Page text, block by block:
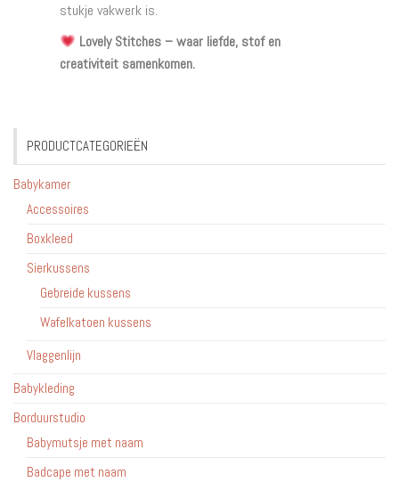
stukje vakwerk is.
Lovely Stitches – waar liefde, stof en
creativiteit samenkomen.
PRODUCTCATEGORIEËN
Babykamer
Accessoires
Boxkleed
Sierkussens
Gebreide kussens
Wafelkatoen kussens
Vlaggenlijn
Babykleding
Borduurstudio
Babymutsje met naam
Badcape met naam